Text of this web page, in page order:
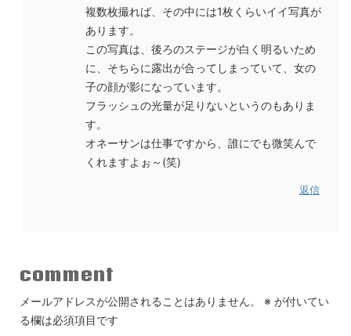
複数枚撮れば、その中には1枚くらいイイ写真が
あります。
この写真は、後ろのステージが白く明るいため
に、そちらに露出が合ってしまっていて、女の
子の顔が影になっています。
フラッシュの光量が足りないというのもありま
す。
オネーサンは仕事ですから、誰にでも微笑んで
くれますよぉ～(笑)
返信
comment
メールアドレスが公開されることはありません。 ※ が付いてい
る欄は必須項目です